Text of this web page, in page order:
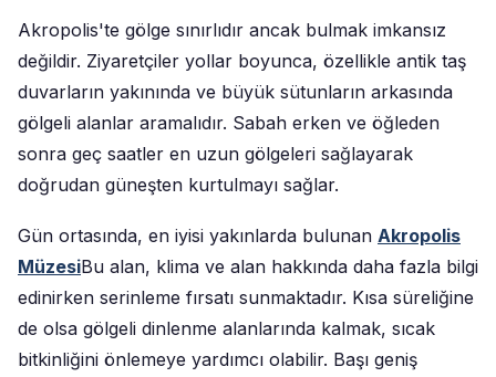
Akropolis'te gölge sınırlıdır ancak bulmak imkansız
değildir. Ziyaretçiler yollar boyunca, özellikle antik taş
duvarların yakınında ve büyük sütunların arkasında
gölgeli alanlar aramalıdır. Sabah erken ve öğleden
sonra geç saatler en uzun gölgeleri sağlayarak
doğrudan güneşten kurtulmayı sağlar.
Gün ortasında, en iyisi yakınlarda bulunan Akropolis
MüzesiBu alan, klima ve alan hakkında daha fazla bilgi
edinirken serinleme fırsatı sunmaktadır. Kısa süreliğine
de olsa gölgeli dinlenme alanlarında kalmak, sıcak
bitkinliğini önlemeye yardımcı olabilir. Başı geniş